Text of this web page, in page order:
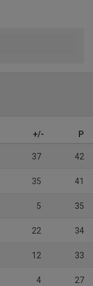
+/- P
37 42
35 41
5 35
22 34
12 33
4 27